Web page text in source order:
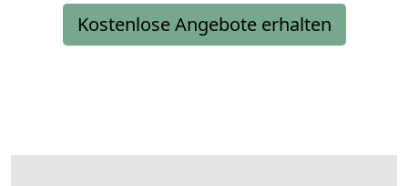
Kostenlose Angebote erhalten